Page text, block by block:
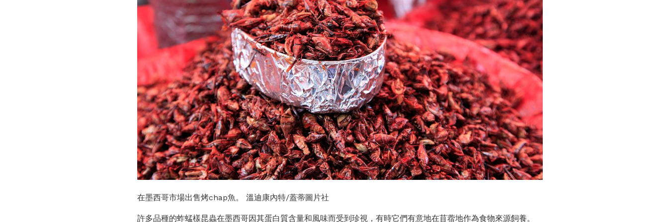
在墨西哥市場出售烤chap魚。 溫迪康內特/蓋蒂圖片社
許多品種的蚱蜢樣昆蟲在墨西哥因其蛋白質含量和風味而受到珍視，有時它們有意地在苜蓿地作為食物來源飼養。